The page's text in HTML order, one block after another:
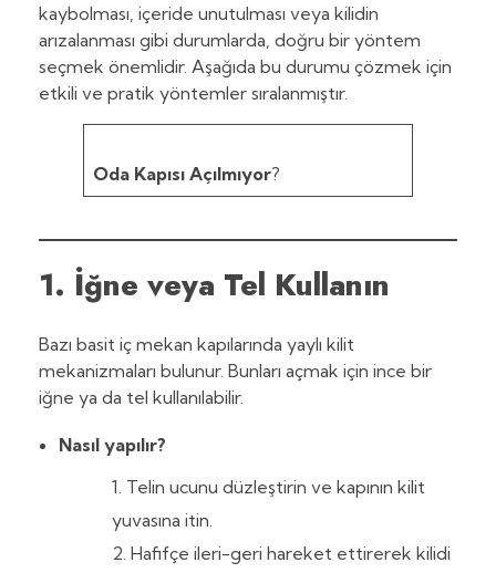
kaybolması, içeride unutulması veya kilidin
arızalanması gibi durumlarda, doğru bir yöntem
seçmek önemlidir. Aşağıda bu durumu çözmek için
etkili ve pratik yöntemler sıralanmıştır.
Oda Kapısı Açılmıyor?
1. İğne veya Tel Kullanın
Bazı basit iç mekan kapılarında yaylı kilit
mekanizmaları bulunur. Bunları açmak için ince bir
iğne ya da tel kullanılabilir.
Nasıl yapılır?
Telin ucunu düzleştirin ve kapının kilit
yuvasına itin.
Hafifçe ileri-geri hareket ettirerek kilidi